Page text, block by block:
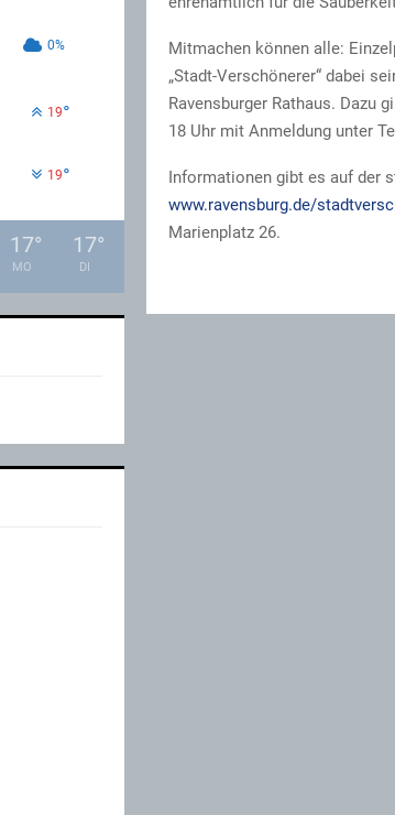
Mitmachen können alle:
„Stadt-Verschönerer“ dabei
Ravensburger Rathaus. Dazu
18 Uhr mit Anmeldung unter
Informationen gibt es auf der
www.ravensburg.de/
Marienplatz 26.
0%
19°
19°
17°
MO
17°
DI